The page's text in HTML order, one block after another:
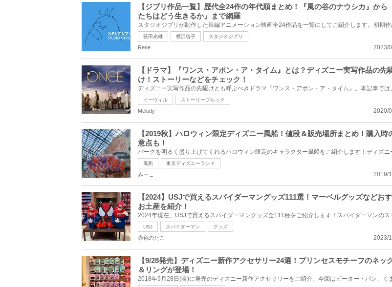
【ジブリ作品一覧】歴代全24作の年代順まとめ！『風の谷のナウシカ』から
たちはどう生きるか』まで網羅
荻田光雄 横沢啓子 スタジオジブリ
2023/
Rene
【ドラマ】『ワンス・アポン・ア・タイム』とは？ディズニー実写作品の先
け！ストーリーなどをチェック！
イーヴィル ストーリーブルック
2020/
Melody
【2019秋】ハロウィン限定ディズニー風船！値段＆販売場所まとめ！購入時
意点も！
風船 東京ディズニーランド
2019/
みーこ
【2024】USJで買えるスパイダーマングッズ111選！マーベルグッズなどお
お土産を紹介！
USJ スパイダーマン グッズ
2023/
赤色のたこ
【9/28発売】ディズニー新作アクセサリー24選！プリンセスモチーフのネッ
＆リングが登場！